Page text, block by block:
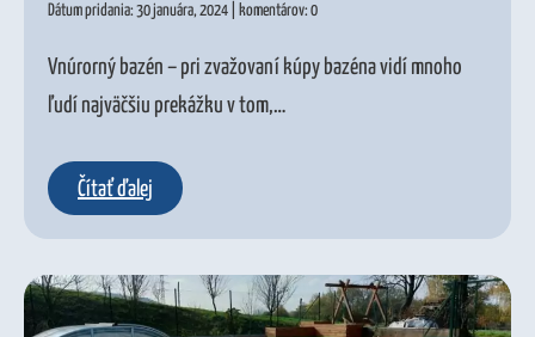
Dátum pridania: 30 januára, 2024 | komentárov: 0
Vnúrorný bazén – pri zvažovaní kúpy bazéna vidí mnoho
ľudí najväčšiu prekážku v tom,…
Čítať ďalej